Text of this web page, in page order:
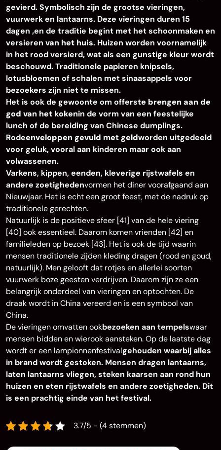
gevierd. Symbolisch zijn de grootse vieringen,
vuurwerk en lantaarns. Deze vieringen duren 15
dagen ,en de traditie begint met het schoonmaken en
versieren van het huis. Huizen worden voornamelijk
in het rood versierd, wat als een gunstige kleur wordt
beschouwd. Traditionele papieren knipsels,
lotusbloemen of schalen met sinaasappels voor
bezoekers zijn niet te missen.
Het is ook de gewoonte om offerste brengen aan de
god van het kokenin de vorm van een feestelijke
lunch of de bereiding van Chinese dumplings.
Rodeenveloppen gevuld met geldworden uitgedeeld
voor geluk, vooral aan kinderen maar ook aan
volwassenen.
Varkens, kippen, eenden, kleverige rijstwafels en
andere zoetighedenvormen het diner voorafgaand aan
Nieuwjaar. Het is echt een groot feest, met de nadruk op
traditionele gerechten.
Natuurlijk is de positieve sfeer [41] van de hele viering
[40] ook essentieel. Daarom komen vrienden [42] en
familieleden op bezoek [43]. Het is ook de tijd waarin
mensen traditionele zijden kleding dragen (rood en goud,
natuurlijk). Men gelooft dat rotjes en allerlei soorten
vuurwerk boze geesten verdrijven. Daarom zijn ze een
belangrijk onderdeel van vieringen en optochten. De
draak wordt in China vereerd en is een symbool van
China.
De vieringen omvatten ookbezoeken aan tempelswaar
mensen bidden en wierook aansteken. Op de laatste dag
wordt er een lampionnenfestivalgehouden waarbij alles
in brand wordt gestoken. Mensen dragen lantaarns,
laten lantaarns vliegen, steken kaarsen aan rond hun
huizen en eten rijstwafels en andere zoetigheden. Dit
is een prachtig einde van het festival.
3.7/5 - (4 stemmen)